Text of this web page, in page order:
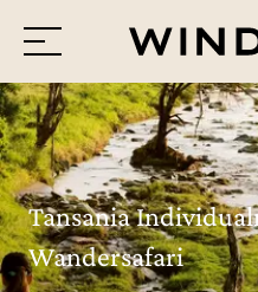
Menü
Reiseziele
Reisethemen
Jetzt
Tansania
Wandersafari